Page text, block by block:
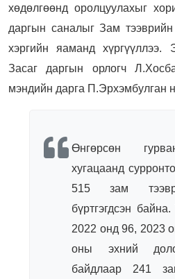
хөдөлгөөнд оролцуулахыг
даргын саналыг Зам
хэргийн яаманд хүргүүллээ.
Засаг даргын орлогч
мэндийн дарга П.Эрхэмбулган
Өнгөрсөн
хугацаанд
515 зам
бүртгэгдсэн
2022 онд 96, 2023
оны эхний
байдлаар 241